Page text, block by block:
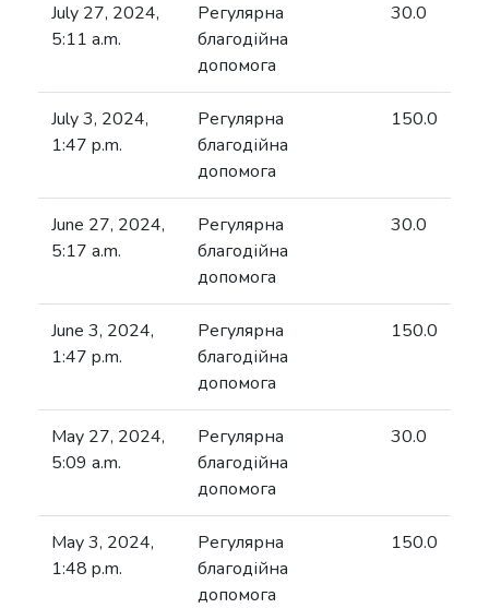
July 27, 2024,
5:11 a.m.
Регулярна
благодійна
допомога
30.0
July 3, 2024,
1:47 p.m.
Регулярна
благодійна
допомога
150.0
June 27, 2024,
5:17 a.m.
Регулярна
благодійна
допомога
30.0
June 3, 2024,
1:47 p.m.
Регулярна
благодійна
допомога
150.0
May 27, 2024,
5:09 a.m.
Регулярна
благодійна
допомога
30.0
May 3, 2024,
1:48 p.m.
Регулярна
благодійна
допомога
150.0